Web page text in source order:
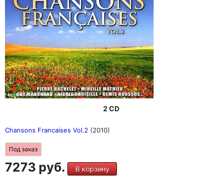
2 CD
Chansons Francaises Vol.2 (2010)
Под заказ
7273 руб. В корзину